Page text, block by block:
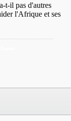
t-il pas d'autres
l'Afrique et ses